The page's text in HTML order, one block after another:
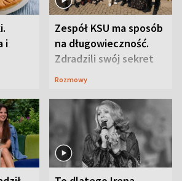
i
Zespół KSU ma sposób
na długowieczność.
Zdradzili swój sekret
Rozmowy